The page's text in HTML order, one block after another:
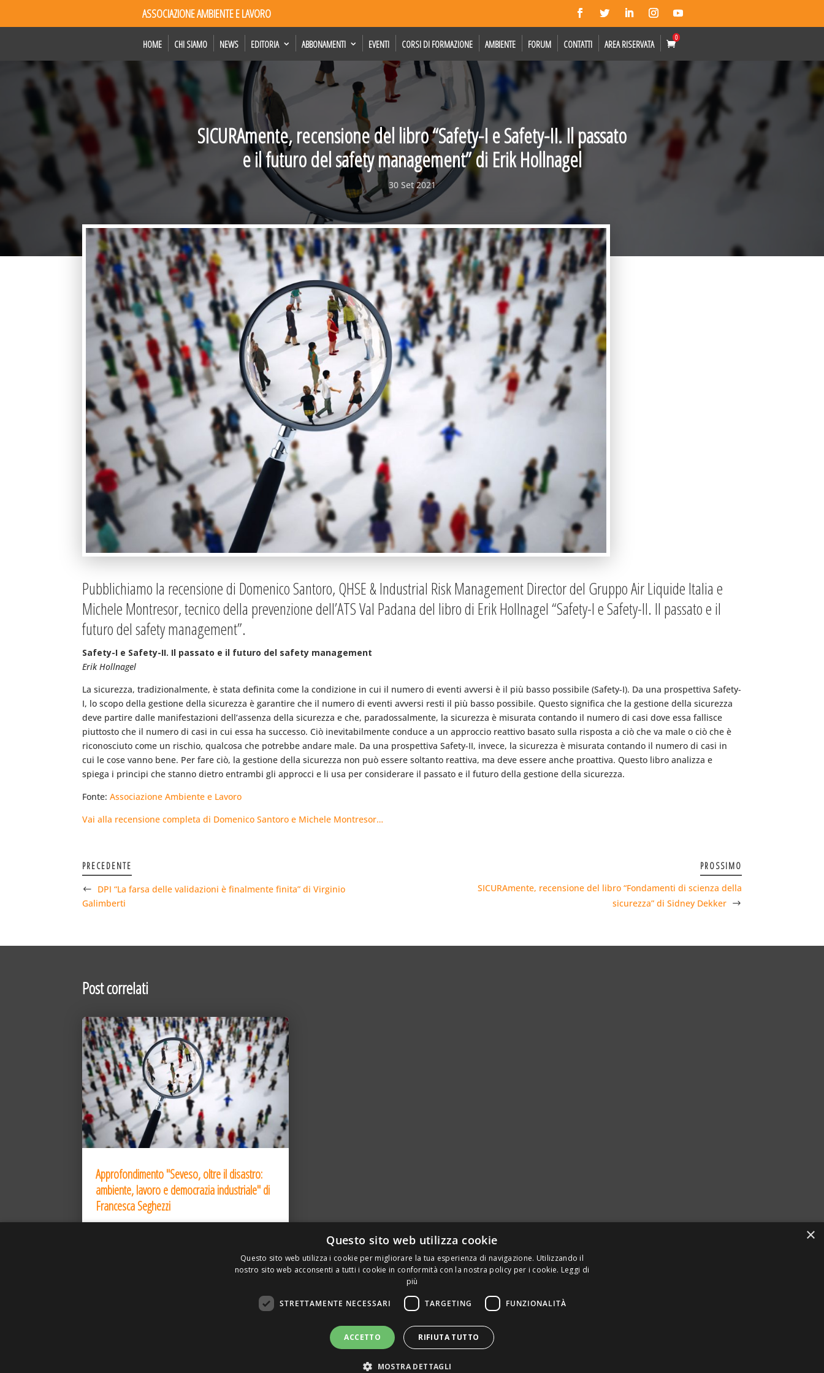
ASSOCIAZIONE AMBIENTE E LAVORO
HOME CHI SIAMO NEWS EDITORIA ABBONAMENTI EVENTI CORSI DI FORMAZIONE AMBIENTE FORUM CONTATTI AREA RISERVATA
0
SICURAmente, recensione del libro “Safety-I e Safety-II. Il passato
e il futuro del safety management” di Erik Hollnagel
30 Set 2021
Pubblichiamo la recensione di Domenico Santoro, QHSE & Industrial Risk Management Director del Gruppo Air Liquide Italia e
Michele Montresor, tecnico della prevenzione dell’ATS Val Padana del libro di Erik Hollnagel “Safety-I e Safety-II. Il passato e il
futuro del safety management”.
Safety-I e Safety-II. Il passato e il futuro del safety management
Erik Hollnagel
La sicurezza, tradizionalmente, è stata definita come la condizione in cui il numero di eventi avversi è il più basso possibile (Safety-I). Da una prospettiva Safety-
I, lo scopo della gestione della sicurezza è garantire che il numero di eventi avversi resti il più basso possibile. Questo significa che la gestione della sicurezza
deve partire dalle manifestazioni dell’assenza della sicurezza e che, paradossalmente, la sicurezza è misurata contando il numero di casi dove essa fallisce
piuttosto che il numero di casi in cui essa ha successo. Ciò inevitabilmente conduce a un approccio reattivo basato sulla risposta a ciò che va male o ciò che è
riconosciuto come un rischio, qualcosa che potrebbe andare male. Da una prospettiva Safety-II, invece, la sicurezza è misurata contando il numero di casi in
cui le cose vanno bene. Per fare ciò, la gestione della sicurezza non può essere soltanto reattiva, ma deve essere anche proattiva. Questo libro analizza e
spiega i principi che stanno dietro entrambi gli approcci e li usa per considerare il passato e il futuro della gestione della sicurezza.
Fonte:Associazione Ambiente e Lavoro
Vai alla recensione completa di Domenico Santoro e Michele Montresor…
PRECEDENTE
DPI “La farsa delle validazioni è finalmente finita” di Virginio
Galimberti
PROSSIMO
SICURAmente, recensione del libro “Fondamenti di scienza della
sicurezza” di Sidney Dekker
Post correlati
Approfondimento "Seveso, oltre il disastro:
ambiente, lavoro e democrazia industriale" di
Francesca Seghezzi
27 Lug 2026
ASSOCIAZIONE AMBIENTE E LAVORO – VIA PRIVATA DELLA TORRE, 15 – 20127 – MILANO – P. IVA 00923870968 – CF: 08748400150 –
SITO REALIZZATO DA GRAFICAEFOTO WEB AGENCY – PARTNER SINTEL
×
Questo sito web utilizza cookie
Questo sito web utilizza i cookie per migliorare la tua esperienza di navigazione. Utilizzando il
nostro sito web acconsenti a tutti i cookie in conformità con la nostra policy per i cookie. Leggi di
più
STRETTAMENTE NECESSARI TARGETING FUNZIONALITÀ
ACCETTO RIFIUTA TUTTO
MOSTRA DETTAGLI